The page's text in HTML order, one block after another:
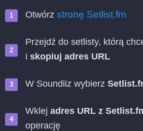
Otwórz stronę Setlist.fm
Przejdź do setlisty, którą
i skopiuj adres URL
W Soundiiz wybierz
Wklej adres URL z
operację